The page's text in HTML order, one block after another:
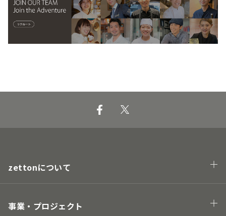
zettonについて
企業理念・トップメッセージ
事業・プロジェクト